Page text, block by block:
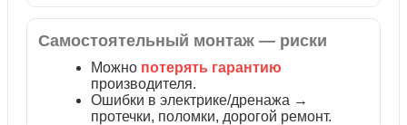
Самостоятельный монтаж — риски
Можно потерять гарантию
производителя.
Ошибки в электрике/дренажа →
протечки, поломки, дорогой ремонт.